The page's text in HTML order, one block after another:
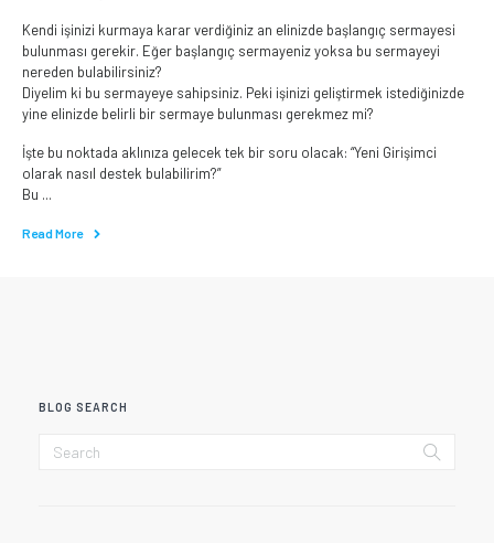
Kendi işinizi kurmaya karar verdiğiniz an elinizde başlangıç sermayesi
bulunması gerekir. Eğer başlangıç sermayeniz yoksa bu sermayeyi
nereden bulabilirsiniz?
Diyelim ki bu sermayeye sahipsiniz. Peki işinizi geliştirmek istediğinizde
yine elinizde belirli bir sermaye bulunması gerekmez mi?
İşte bu noktada aklınıza gelecek tek bir soru olacak: “Yeni Girişimci
olarak nasıl destek bulabilirim?”
Bu ...
Read More
BLOG SEARCH